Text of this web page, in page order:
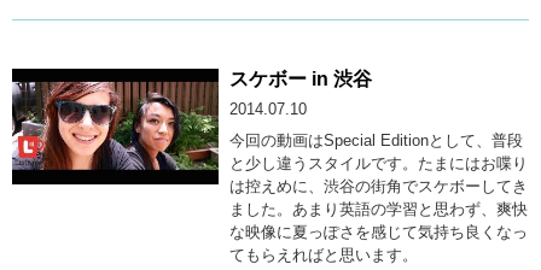
スケボー in 渋谷
2014.07.10
今回の動画はSpecial Editionとして、普段
と少し違うスタイルです。たまにはお喋り
は控えめに、渋谷の街角でスケボーしてき
ました。あまり英語の学習と思わず、爽快
な映像に夏っぽさを感じて気持ち良くなっ
てもらえればと思います。